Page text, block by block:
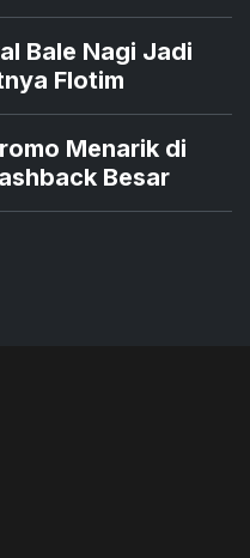
Bale Nagi Jadi
Flotim
Menarik di
Besar